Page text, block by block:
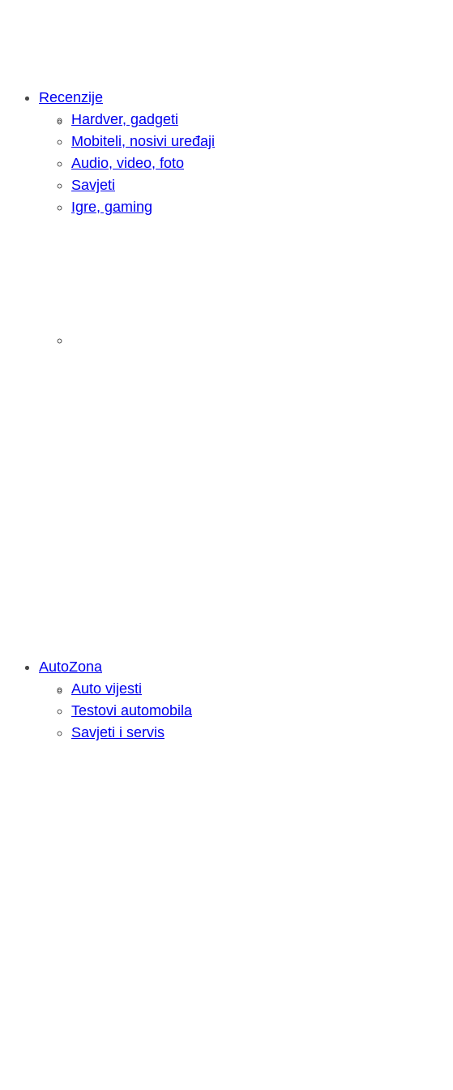
Intervju: Goran Jović, fotograf - Hrvatska kakvu
Recenzije
Hardver, gadgeti
Mobiteli, nosivi uređaji
Audio, video, foto
Savjeti
Igre, gaming
Savjetujemo: Što učiniti kada vaš iPad treba
AutoZona
Auto vijesti
Testovi automobila
Savjeti i servis